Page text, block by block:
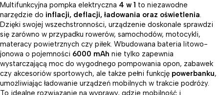
Multifunkcyjna pompka elektryczna 4 w 1 to niezawodne
narzędzie do inflacji, deflacji, ładowania oraz oświetlenia.
Dzięki swojej wszechstronności, urządzenie doskonale sprawdzi
się zarówno w przypadku rowerów, samochodów, motocykli,
materacy powietrznych czy piłek. Wbudowana bateria litowo-
jonowa o pojemności 6000 mAh nie tylko zapewnia
wystarczającą moc do wygodnego pompowania opon, zabawek
czy akcesoriów sportowych, ale także pełni funkcję powerbanku,
umożliwiając ładowanie urządzeń mobilnych w trakcie podróży.
To idealne rozwiązanie na wyprawy, gdzie mobilność i